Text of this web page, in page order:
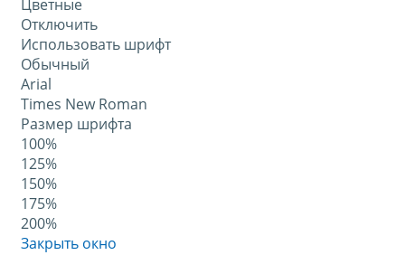
Цветные
Отключить
Использовать шрифт
Обычный
Arial
Times New Roman
Размер шрифта
100%
125%
150%
175%
200%
Закрыть окно